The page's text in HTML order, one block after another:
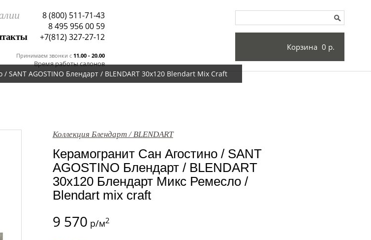
8 (800) 511-71-43
8 495 956 00 59
Принимаем звонки c 11.00 - 20.00
Время работы салонов
+7(812) 327-27-12
Корзина 0 р.
SANT AGOSTINO Блендарт / BLENDART 30x120 Blendart Mix Craft
Коллекция Блендарт / BLENDART
Керамогранит Сан Агостино / SANT
AGOSTINO Блендарт / BLENDART
30x120 Блендарт Микс Ремесло /
Blendart mix craft
9 570 р/м2